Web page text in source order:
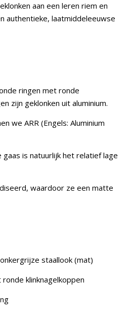
aan een leren riem en
authentieke, laatmiddeleeuwse
ringen met ronde
zijn geklonken uit aluminium.
we ARR (Engels: Aluminium
is natuurlijk het relatief lage
waardoor ze een matte
staallook (mat)
klinknagelkoppen